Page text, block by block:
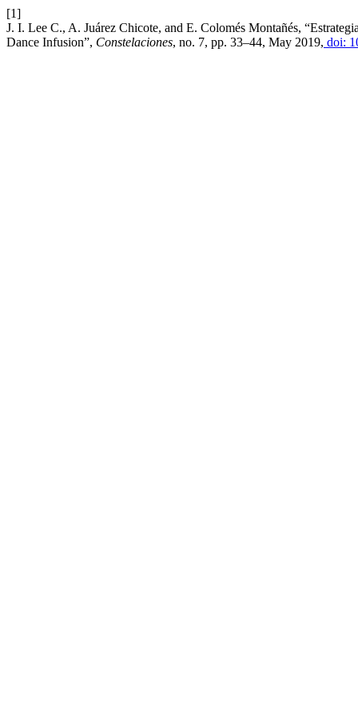
[1]
J. I. Lee C., A. Juárez Chicote, and E. Colomés Montañés,
Dance Infusion”, Constelaciones, no. 7, pp. 33–44, May 2019, doi: